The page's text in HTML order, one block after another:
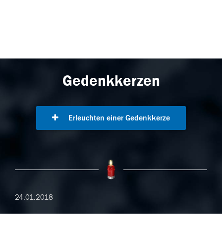
Gedenkkerzen
Erleuchten einer Gedenkkerze
24.01.2018